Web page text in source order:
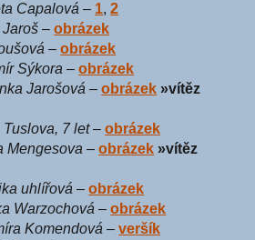
Capalová – 1,2
–obrázek
–obrázek
Sýkora –obrázek
Jarošová –obrázek »vítěz
7 let–obrázek
Mengesova –obrázek »vítěz
uhlířová –obrázek
Warzochová –obrázek
Komendová –veršík